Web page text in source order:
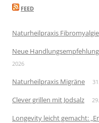
FEED
Naturheilpraxis Fibromyalgie
Neue
2026
Naturheilpraxis Migräne
Clever grillen mit Jodsalz
Longevity leicht gemacht: